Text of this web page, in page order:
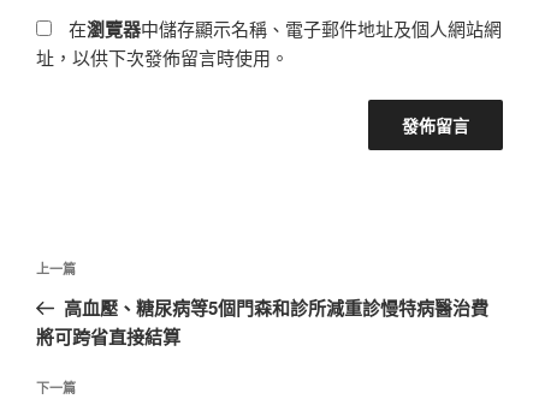
在瀏覽器中儲存顯示名稱、電子郵件地址及個人網站網
址，以供下次發佈留言時使用。
文
導
覽
上
一
篇
章
上一篇
高血壓、糖尿病等5個門森和診所減重診慢特病醫治費
將可跨省直接結算
下
下一篇